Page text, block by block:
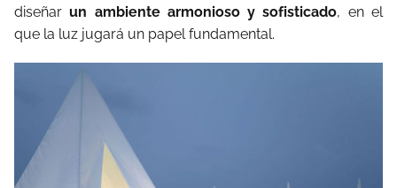
diseñarun ambiente armonioso y sofisticado, en el
que la luz jugará un papel fundamental.